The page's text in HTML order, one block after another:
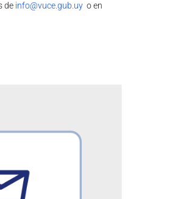
de info@vuce.gub.uy o en